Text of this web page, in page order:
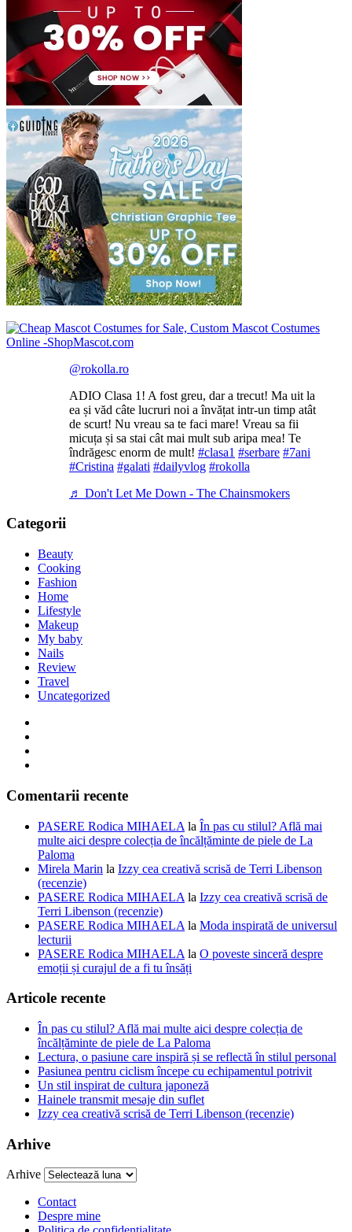
@rokolla.ro
ADIO Clasa 1! A fost greu, dar a trecut! Ma uit la
ea și văd câte lucruri noi a învățat intr-un timp atât
de scurt! Nu vreau sa te faci mare! Vreau sa fii
micuța și sa stai cât mai mult sub aripa mea! Te
îndrăgesc enorm de mult! #clasa1 #serbare #7ani
#Cristina #galati #dailyvlog #rokolla
♬ Don't Let Me Down - The Chainsmokers
Categorii
Beauty
Cooking
Fashion
Home
Lifestyle
Makeup
My baby
Nails
Review
Travel
Uncategorized
Comentarii recente
PASERE Rodica MIHAELA la În pas cu stilul? Află mai
multe aici despre colecția de încălțăminte de piele de La
Paloma
Mirela Marin la Izzy cea creativă scrisă de Terri Libenson
(recenzie)
PASERE Rodica MIHAELA la Izzy cea creativă scrisă de
Terri Libenson (recenzie)
PASERE Rodica MIHAELA la Moda inspirată de universul
lecturii
PASERE Rodica MIHAELA la O poveste sinceră despre
emoții și curajul de a fi tu însăți
Articole recente
În pas cu stilul? Află mai multe aici despre colecția de
încălțăminte de piele de La Paloma
Lectura, o pasiune care inspiră și se reflectă în stilul personal
Pasiunea pentru ciclism începe cu echipamentul potrivit
Un stil inspirat de cultura japoneză
Hainele transmit mesaje din suflet
Izzy cea creativă scrisă de Terri Libenson (recenzie)
Arhive
Arhive
Contact
Despre mine